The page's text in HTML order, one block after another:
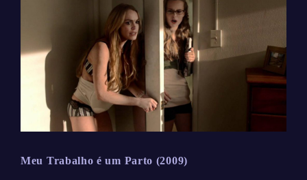
Meu Trabalho é um Parto (2009)